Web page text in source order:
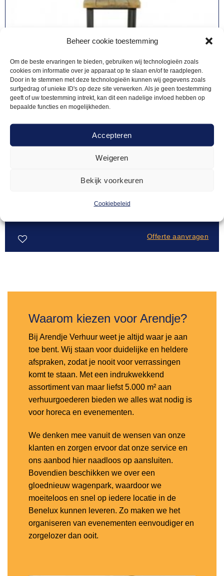
Beheer cookie toestemming
Om de beste ervaringen te bieden, gebruiken wij technologieën zoals
cookies om informatie over je apparaat op te slaan en/of te raadplegen.
Door in te stemmen met deze technologieën kunnen wij gegevens zoals
surfgedrag of unieke ID's op deze site verwerken. Als je geen toestemming
geeft of uw toestemming intrekt, kan dit een nadelige invloed hebben op
bepaalde functies en mogelijkheden.
Accepteren
Weigeren
Bekijk voorkeuren
Cookiebeleid
Offerte aanvragen
Waarom kiezen voor Arendje?
Bij Arendje Verhuur weet je altijd waar je aan
toe bent. Wij staan voor duidelijke en heldere
afspraken, zodat je nooit voor verrassingen
komt te staan. Met een indrukwekkend
assortiment van maar liefst 5.000 m² aan
verhuurgoederen bieden we alles wat nodig is
voor horeca en evenementen.
We denken mee vanuit de wensen van onze
klanten en zorgen ervoor dat onze service en
ons aanbod hier naadloos op aansluiten.
Bovendien beschikken we over een
gloednieuw wagenpark, waardoor we
moeiteloos en snel op iedere locatie in de
Benelux kunnen leveren. Zo maken we het
organiseren van evenementen eenvoudiger en
zorgelozer dan ooit.